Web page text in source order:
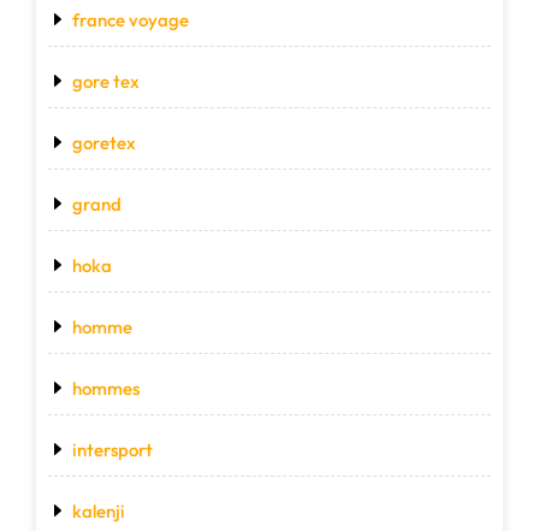
france voyage
gore tex
goretex
grand
hoka
homme
hommes
intersport
kalenji